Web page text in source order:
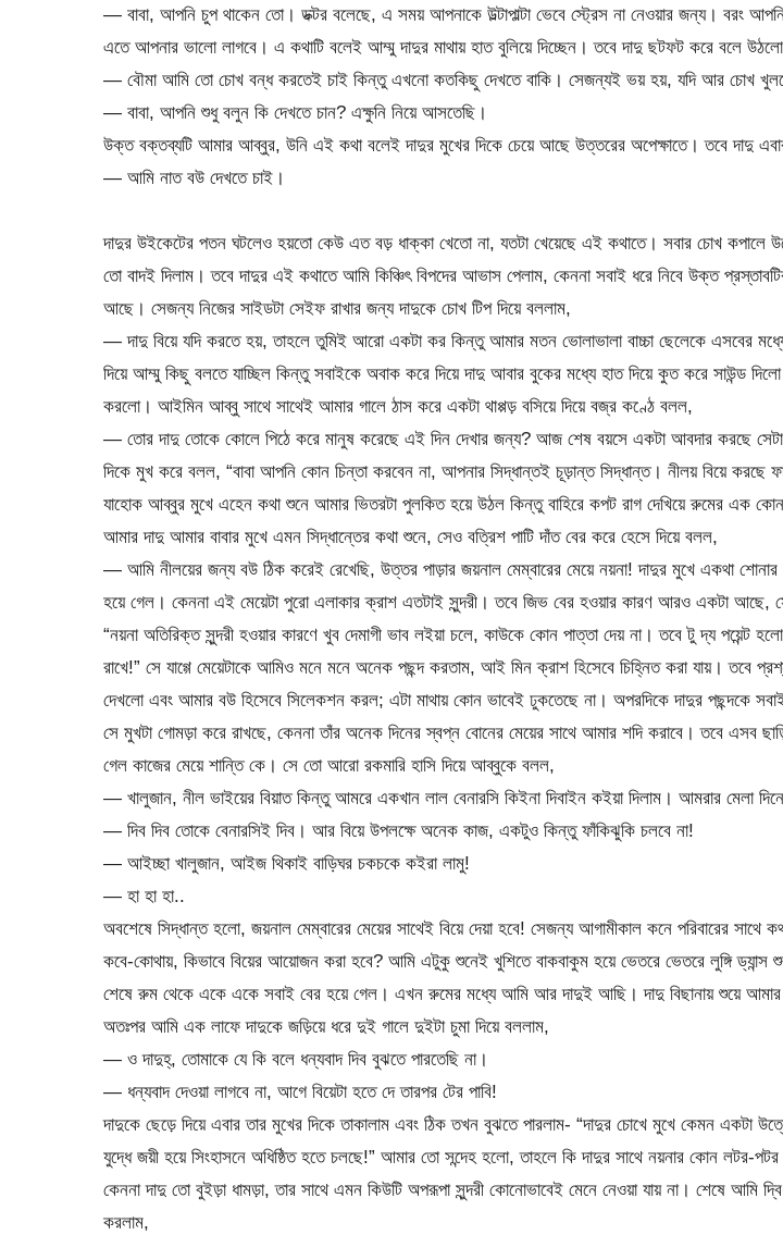
— বাবা, আপনি চুপ থাকেন তো। ডক্টর বলেছে, এ সময় আপনাকে উল্টাপাল্টা ভেবে স্ট্রেস না নেওয়ার জন্য। বরং
এতে আপনার ভালো লাগবে। এ কথাটি বলেই আম্মু দাদুর মাথায় হাত বুলিয়ে দিচ্ছেন। তবে দাদু ছটফট করে বলে
— বৌমা আমি তো চোখ বন্ধ করতেই চাই কিন্তু এখনো কতকিছু দেখতে বাকি। সেজন্যই ভয় হয়, যদি আর চোখ
— বাবা, আপনি শুধু বলুন কি দেখতে চান? এক্ষুনি নিয়ে আসতেছি।
উক্ত বক্তব্যটি আমার আব্বুর, উনি এই কথা বলেই দাদুর মুখের দিকে চেয়ে আছে উত্তরের অপেক্ষাতে। তবে দাদু
— আমি নাত বউ দেখতে চাই।
দাদুর উইকেটের পতন ঘটলেও হয়তো কেউ এত বড় ধাক্কা খেতো না, যতটা খেয়েছে এই কথাতে। সবার চোখ কপালে
তো বাদই দিলাম। তবে দাদুর এই কথাতে আমি কিঞ্চিৎ বিপদের আভাস পেলাম, কেননা সবাই ধরে নিবে উক্ত
আছে। সেজন্য নিজের সাইডটা সেইফ রাখার জন্য দাদুকে চোখ টিপ দিয়ে বললাম,
— দাদু বিয়ে যদি করতে হয়, তাহলে তুমিই আরো একটা কর কিন্তু আমার মতন ভোলাভালা বাচ্চা ছেলেকে এসবের
দিয়ে আম্মু কিছু বলতে যাচ্ছিল কিন্তু সবাইকে অবাক করে দিয়ে দাদু আবার বুকের মধ্যে হাত দিয়ে কুত করে সাউন্ড
করলো। আইমিন আব্বু সাথে সাথেই আমার গালে ঠাস করে একটা থাপ্পড় বসিয়ে দিয়ে বজ্র কণ্ঠে বলল,
— তোর দাদু তোকে কোলে পিঠে করে মানুষ করেছে এই দিন দেখার জন্য? আজ শেষ বয়সে একটা আবদার করছে
দিকে মুখ করে বলল, “বাবা আপনি কোন চিন্তা করবেন না, আপনার সিদ্ধান্তই চূড়ান্ত সিদ্ধান্ত। নীলয় বিয়ে করছে
যাহোক আব্বুর মুখে এহেন কথা শুনে আমার ভিতরটা পুলকিত হয়ে উঠল কিন্তু বাহিরে কপট রাগ দেখিয়ে রুমের এক
আমার দাদু আমার বাবার মুখে এমন সিদ্ধান্তের কথা শুনে, সেও বত্রিশ পাটি দাঁত বের করে হেসে দিয়ে বলল,
— আমি নীলয়ের জন্য বউ ঠিক করেই রেখেছি, উত্তর পাড়ার জয়নাল মেম্বারের মেয়ে নয়না! দাদুর মুখে একথা
হয়ে গেল। কেননা এই মেয়েটা পুরো এলাকার ক্রাশ এতটাই সুন্দরী। তবে জিভ বের হওয়ার কারণ আরও একটা আছে,
“নয়না অতিরিক্ত সুন্দরী হওয়ার কারণে খুব দেমাগী ভাব লইয়া চলে, কাউকে কোন পাত্তা দেয় না। তবে টু দ্য পয়েন্ট
রাখে!” সে যাগ্গে মেয়েটাকে আমিও মনে মনে অনেক পছন্দ করতাম, আই মিন ক্রাশ হিসেবে চিহ্নিত করা যায়। তবে
দেখলো এবং আমার বউ হিসেবে সিলেকশন করল; এটা মাথায় কোন ভাবেই ঢুকতেছে না। অপরদিকে দাদুর পছন্দকে
সে মুখটা গোমড়া করে রাখছে, কেননা তাঁর অনেক দিনের স্বপ্ন বোনের মেয়ের সাথে আমার শদি করাবে। তবে এসব
গেল কাজের মেয়ে শান্তি কে। সে তো আরো রকমারি হাসি দিয়ে আব্বুকে বলল,
— খালুজান, নীল ভাইয়ের বিয়াত কিন্তু আমরে একখান লাল বেনারসি কিইনা দিবাইন কইয়া দিলাম। আমরার মেলা
— দিব দিব তোকে বেনারসিই দিব। আর বিয়ে উপলক্ষে অনেক কাজ, একটুও কিন্তু ফাঁকিঝুকি চলবে না!
— আইচ্ছা খালুজান, আইজ থিকাই বাড়িঘর চকচকে কইরা লামু!
— হা হা হা..
অবশেষে সিদ্ধান্ত হলো, জয়নাল মেম্বারের মেয়ের সাথেই বিয়ে দেয়া হবে! সেজন্য আগামীকাল কনে পরিবারের সাথে
কবে-কোথায়, কিভাবে বিয়ের আয়োজন করা হবে? আমি এটুকু শুনেই খুশিতে বাকবাকুম হয়ে ভেতরে ভেতরে লুঙ্গি ড্যান্স
শেষে রুম থেকে একে একে সবাই বের হয়ে গেল। এখন রুমের মধ্যে আমি আর দাদুই আছি। দাদু বিছানায় শুয়ে আমার
অতঃপর আমি এক লাফে দাদুকে জড়িয়ে ধরে দুই গালে দুইটা চুমা দিয়ে বললাম,
— ও দাদুহ্, তোমাকে যে কি বলে ধন্যবাদ দিব বুঝতে পারতেছি না।
— ধন্যবাদ দেওয়া লাগবে না, আগে বিয়েটা হতে দে তারপর টের পাবি!
দাদুকে ছেড়ে দিয়ে এবার তার মুখের দিকে তাকালাম এবং ঠিক তখন বুঝতে পারলাম- “দাদুর চোখে মুখে কেমন একটা
যুদ্ধে জয়ী হয়ে সিংহাসনে অধিষ্ঠিত হতে চলছে!” আমার তো সন্দেহ হলো, তাহলে কি দাদুর সাথে নয়নার কোন লটর-
কেননা দাদু তো বুইড়া ধামড়া, তার সাথে এমন কিউটি অপরূপা সুন্দরী কোনোভাবেই মেনে নেওয়া যায় না। শেষে আমি
করলাম,